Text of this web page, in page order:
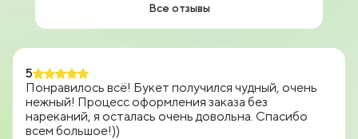
Все отзывы
5
Понравилось всё! Букет получился чудный, очень
нежный! Процесс оформления заказа без
нареканий, я осталась очень довольна. Спасибо
всем большое!))